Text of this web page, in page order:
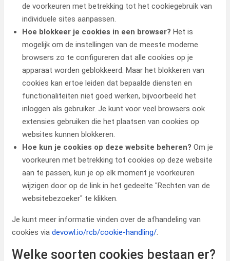
de voorkeuren met betrekking tot het cookiegebruik van
individuele sites aanpassen.
Hoe blokkeer je cookies in een browser? Het is
mogelijk om de instellingen van de meeste moderne
browsers zo te configureren dat alle cookies op je
apparaat worden geblokkeerd. Maar het blokkeren van
cookies kan ertoe leiden dat bepaalde diensten en
functionaliteiten niet goed werken, bijvoorbeeld het
inloggen als gebruiker. Je kunt voor veel browsers ook
extensies gebruiken die het plaatsen van cookies op
websites kunnen blokkeren.
Hoe kun je cookies op deze website beheren? Om je
voorkeuren met betrekking tot cookies op deze website
aan te passen, kun je op elk moment je voorkeuren
wijzigen door op de link in het gedeelte "Rechten van de
websitebezoeker" te klikken.
Je kunt meer informatie vinden over de afhandeling van
cookies via devowl.io/rcb/cookie-handling/.
Welke soorten cookies bestaan er?